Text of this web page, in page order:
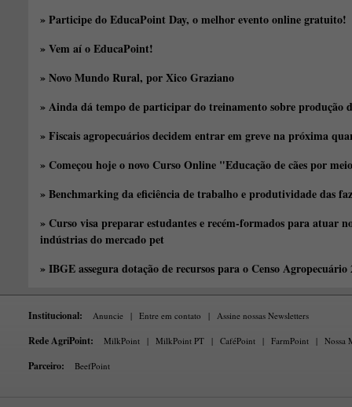
» Participe do EducaPoint Day, o melhor evento online gratuito!
» Vem aí o EducaPoint!
» Novo Mundo Rural, por Xico Graziano
» Ainda dá tempo de participar do treinamento sobre produção
» Fiscais agropecuários decidem entrar em greve na próxima
» Começou hoje o novo Curso Online "Educação de cães por
» Benchmarking da eficiência de trabalho e produtividade das
» Curso visa preparar estudantes e recém-formados para atuar
indústrias do mercado pet
» IBGE assegura dotação de recursos para o Censo Agropecuário
Institucional: Anuncie | Entre em contato | Assine nossas Newsletters
Rede AgriPoint: MilkPoint | MilkPoint PT | CaféPoint | FarmPoint | Nossa
Parceiro: BeefPoint